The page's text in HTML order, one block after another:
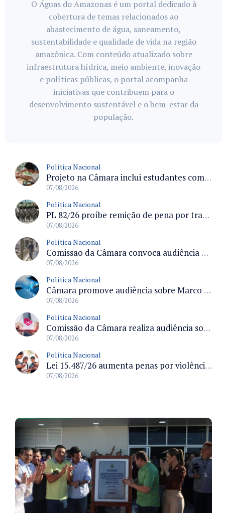
O Águas do Amazonas é um portal dedicado à
cobertura de temas relacionados ao
abastecimento de água, saneamento,
sustentabilidade e qualidade de vida na região
amazônica. Com conteúdo atualizado sobre
infraestrutura hídrica, meio ambiente, inovação
e políticas públicas, o portal acompanha
iniciativas que contribuem para o
desenvolvimento sustentável e o bem-estar da
população.
Política Nacional
Projeto na Câmara inclui estudantes com deficiência no regime escolar especial da LDB e estabelece critérios para frequência
07/08/2026
Política Nacional
PL 82/26 proíbe remição de pena por trabalho em funções militares para condenados por crimes contra o Estado Democrático de Direito
07/08/2026
Política Nacional
Comissão da Câmara convoca audiência para discutir misoginia nas escolas e universidades após divulgação de listas misóginas
07/08/2026
Política Nacional
Câmara promove audiência sobre Marco de Fomento à Economia Digital e impactos da inteligência artificial
07/08/2026
Política Nacional
Comissão da Câmara realiza audiência sobre apostas online para medir o tamanho do mercado ilegal
07/08/2026
Política Nacional
Lei 15.487/26 aumenta penas por violência sexual digital contra crianças e adolescentes e autoriza ronda virtual para investigação
07/08/2026